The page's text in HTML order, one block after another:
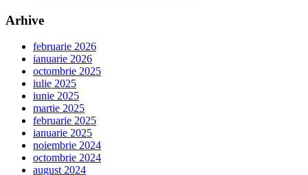
Arhive
februarie 2026
ianuarie 2026
octombrie 2025
iulie 2025
iunie 2025
martie 2025
februarie 2025
ianuarie 2025
noiembrie 2024
octombrie 2024
august 2024